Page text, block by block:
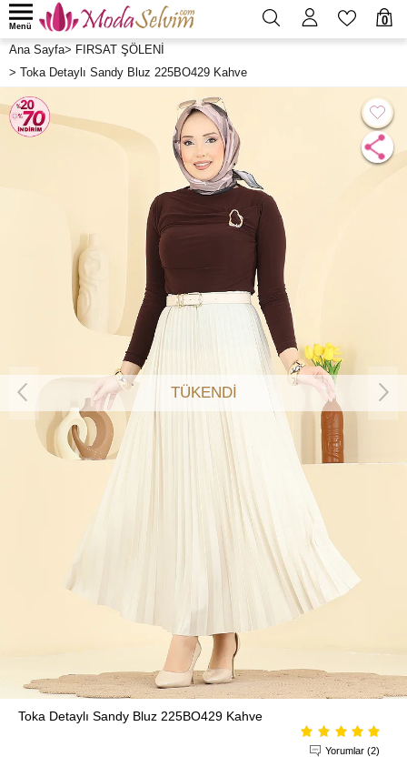
0
Menü
Ana Sayfa> FIRSAT ŞÖLENİ
> Toka Detaylı Sandy Bluz 225BO429 Kahve
TÜKENDİ
Toka Detaylı Sandy Bluz 225BO429 Kahve
Yorumlar (2)